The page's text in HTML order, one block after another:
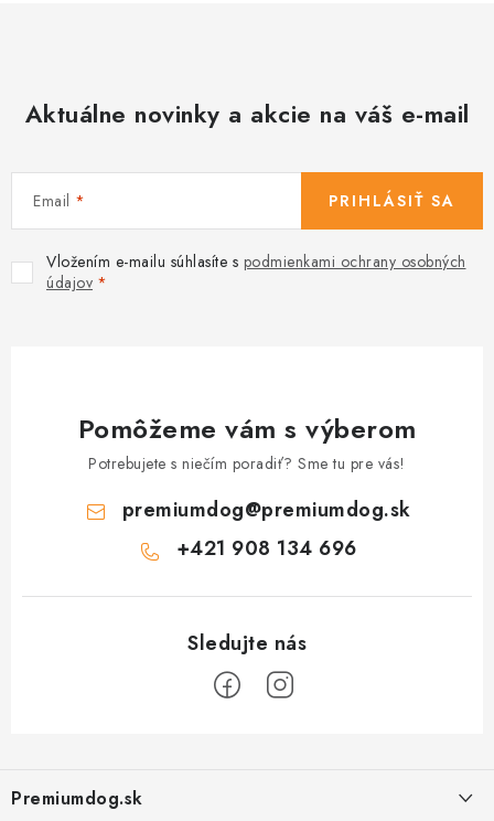
Aktuálne novinky a akcie na váš e-mail
Email
Vložením e-mailu súhlasíte s podmienkami ochrany osobných
údajov
PRIHLÁSIŤ SA
Pomôžeme vám s výberom
Potrebujete s niečím poradiť? Sme tu pre vás!
premiumdog@premiumdog.sk
+421 908 134 696
pPremiumdog.sk